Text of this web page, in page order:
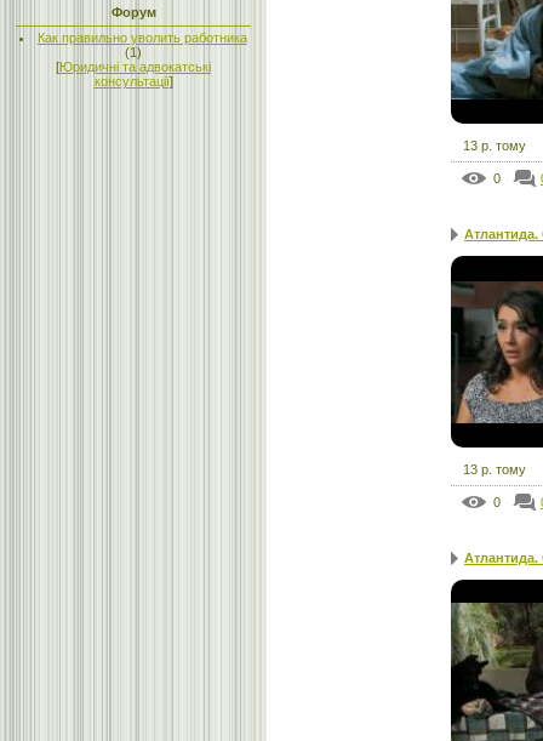
Форум
Как правильно уволить работника
(1)
[Юридичні та адвокатські
консультації]
13 р. тому
0
Атлантида.
13 р. тому
0
Атлантида.